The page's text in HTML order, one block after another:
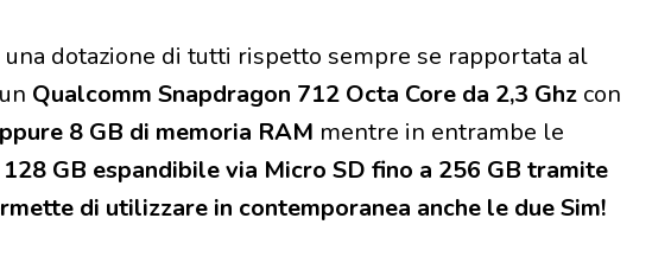
dotazione di tutti rispetto sempre se rapportata al
Qualcomm Snapdragon 712 Octa Core da 2,3 Ghz con
8 GB di memoria RAM mentre in entrambe le
128 GB espandibile via Micro SD fino a 256 GB tramite
di utilizzare in contemporanea anche le due Sim!